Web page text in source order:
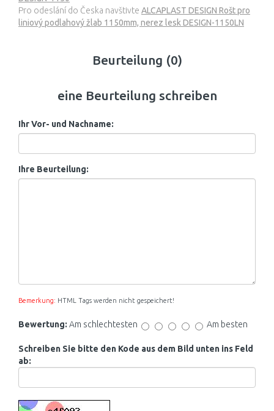
Pro odeslání do Česka navštivte ALCAPLAST DESIGN Rošt pro
liniový podlahový žlab 1150mm, nerez lesk DESIGN-1150LN
Beurteilung (0)
eine Beurteilung schreiben
Ihr Vor- und Nachname:
Ihre Beurteilung:
Bemerkung: HTML Tags werden nicht gespeichert!
Bewertung: Am schlechtesten Am besten
Schreiben Sie bitte den Kode aus dem Bild unten ins Feld
ab: